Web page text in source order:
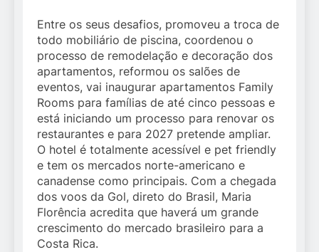
Entre os seus desafios, promoveu a troca de
todo mobiliário de piscina, coordenou o
processo de remodelação e decoração dos
apartamentos, reformou os salões de
eventos, vai inaugurar apartamentos Family
Rooms para famílias de até cinco pessoas e
está iniciando um processo para renovar os
restaurantes e para 2027 pretende ampliar.
O hotel é totalmente acessível e pet friendly
e tem os mercados norte-americano e
canadense como principais. Com a chegada
dos voos da Gol, direto do Brasil, Maria
Florência acredita que haverá um grande
crescimento do mercado brasileiro para a
Costa Rica.